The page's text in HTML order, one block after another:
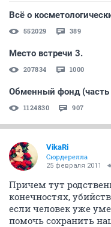
Всё о
552029 389
Место встречи 3.
207834 1000
Обменный фонд (часть
1124830 907
VikaRi
Сюрдерелла
25 февраля 2011
Причем тут
конечностях,
если человек уже
помочь сохранить